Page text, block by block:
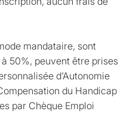
mandataire, sont
50%, peuvent être prises
d’Autonomie
du Handicap
par Chèque Emploi